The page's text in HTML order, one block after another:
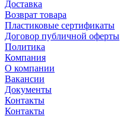
Доставка
Возврат товара
Пластиковые сертификаты
Договор публичной оферты
Политика
Компания
О компании
Вакансии
Документы
Контакты
Контакты